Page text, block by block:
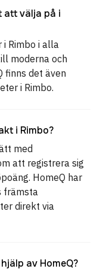
att välja på i
Rimbo i alla
moderna och
finns det även
i Rimbo.
i Rimbo?
med
att registrera sig
HomeQ har
främsta
direkt via
av HomeQ?